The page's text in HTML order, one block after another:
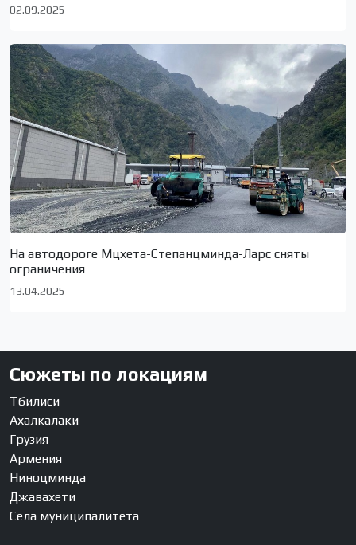
02.09.2025
На автодороге Мцхета-Степанцминда-Ларс сняты
ограничения
13.04.2025
Сюжеты по локациям
Тбилиси
Ахалкалаки
Грузия
Армения
Ниноцминда
Джавахети
Села муниципалитета